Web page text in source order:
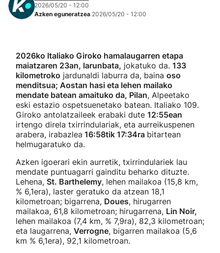
2026/05/20 - 12:00
Azken eguneratzea 2026/05/20 - 12:00
2026ko Italiako Giroko hamalaugarren etapa
maiatzaren 23an, larunbata, jokatuko da. 133
kilometroko jardunaldi laburra da, baina oso
menditsua; Aostan hasi eta lehen mailako
mendate batean amaituko da, Pilan, Alpeetako
eski estazio ospetsuenetako batean. Italiako 109.
Giroko antolatzaileek erabaki dute 12:55ean
irtengo direla txirrindulariak, eta aurreikuspenen
arabera, irabazlea 16:58tik 17:34ra bitartean
helmugaratuko da.
Azken igoerari ekin aurretik, txirrindulariek lau
mendate puntuagarri gainditu beharko dituzte.
Lehena, St. Barthelemy, lehen mailakoa (15,8 km,
% 6,1era), laster geratuko da atzean 18,1
kilometroan; bigarrena, Doues, hirugarren
mailakoa, 61,8 kilometroan; hirugarrena, Lin Noir,
lehen mailakoa (7,4 km, % 7,9ra), 82,3 kilometroan;
eta laugarrena, Verrogne, bigarren mailakoa (5,6
km % 6,1era), 92,1 kilometroan.